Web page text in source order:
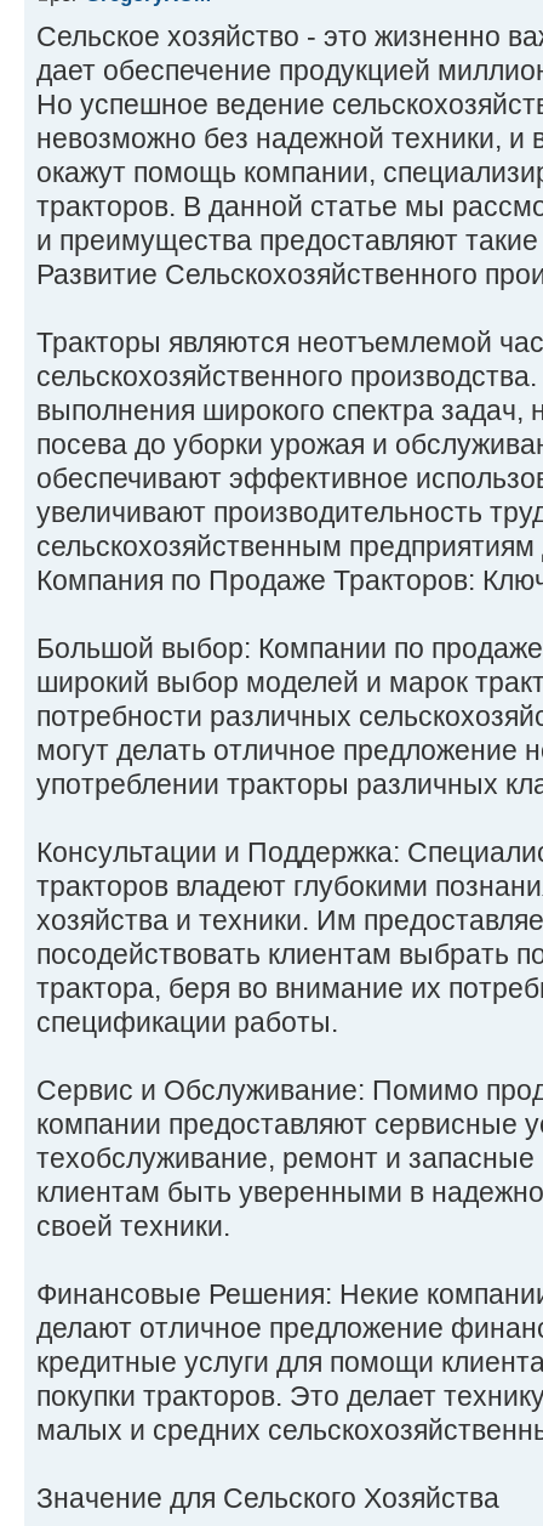
Сельское хозяйство - это жизненно
дает обеспечение продукцией
Но успешное ведение
невозможно без надежной техники, и
окажут помощь компании,
тракторов. В данной статье мы
и преимущества предоставляют
Развитие Сельскохозяйственного
Тракторы являются неотъемлемой
сельскохозяйственного
выполнения широкого спектра задач,
посева до уборки урожая и
обеспечивают эффективное
увеличивают производительность
сельскохозяйственным предприятиям
Компания по Продаже Тракторов:
Большой выбор: Компании по
широкий выбор моделей и марок
потребности различных
могут делать отличное предложение
употреблении тракторы различных
Консультации и Поддержка:
тракторов владеют глубокими
хозяйства и техники. Им
посодействовать клиентам выбрать
трактора, беря во внимание их
спецификации работы.
Сервис и Обслуживание: Помимо
компании предоставляют сервисные
техобслуживание, ремонт и запасные
клиентам быть уверенными в
своей техники.
Финансовые Решения: Некие
делают отличное предложение
кредитные услуги для помощи
покупки тракторов. Это делает
малых и средних
Значение для Сельского Хозяйства